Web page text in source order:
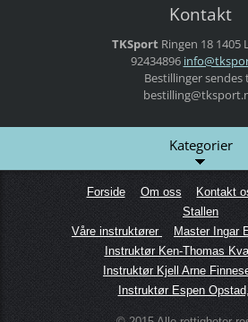
Kontakt
TKSport Ringen 18 1405
92434896 info@tks
Bestillinger sendes
Kategorier
Forside Om oss Kontakt
Stallen
Våre instruktører
Master Ingar
Instruktør Ken-Thomas
Instruktør Kjell Arne
Instruktør Espen